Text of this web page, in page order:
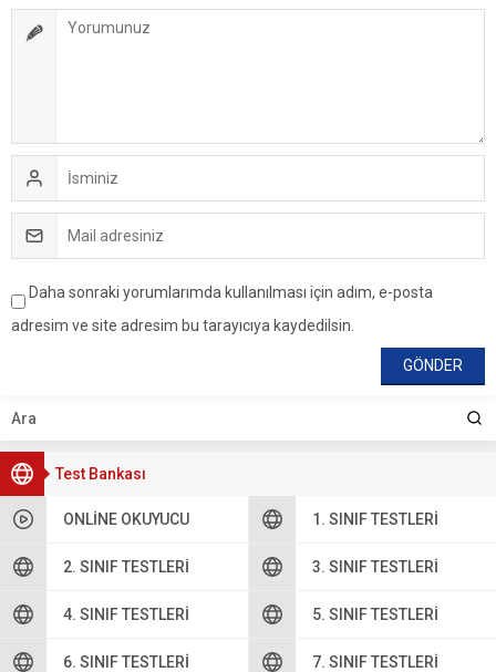
Test Bankası
ONLINE OKUYUCU 1. SINIF TESTLERI
2. SINIF TESTLERI 3. SINIF TESTLERI
4. SINIF TESTLERI 5. SINIF TESTLERI
6. SINIF TESTLERI 7. SINIF TESTLERI
Daha sonraki yorumlarımda kullanılması için adım, e-posta
adresim ve site adresim bu tarayıcıya kaydedilsin.